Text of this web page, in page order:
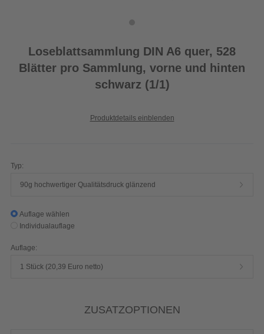
Loseblattsammlung DIN A6 quer, 528
Blätter pro Sammlung, vorne und hinten
schwarz (1/1)
Produktdetails einblenden
Typ:
90g hochwertiger Qualitätsdruck glänzend
Auflage wählen
Individualauflage
Auflage:
1 Stück (20,39 Euro netto)
ZUSATZOPTIONEN